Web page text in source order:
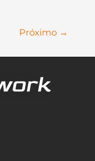
Próximo →